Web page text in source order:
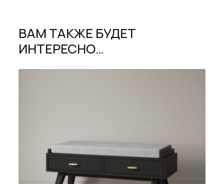
ВАМ ТАКЖЕ БУДЕТ
ИНТЕРЕСНО…